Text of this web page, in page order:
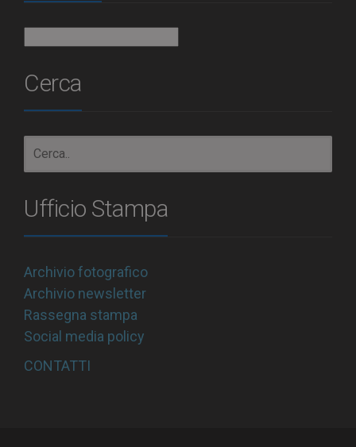
Cerca
Ufficio Stampa
Archivio fotografico
Archivio newsletter
Rassegna stampa
Social media policy
CONTATTI